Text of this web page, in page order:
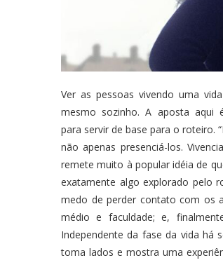
Ver as pessoas vivendo uma
mesmo sozinho. A aposta aqui
para servir de base para o roteiro.
não apenas presenciá-los.
remete muito à popular idéia de
exatamente algo explorado pelo
medo de perder contato com os
médio e faculdade; e,
Independente da fase da vida há
toma lados e mostra uma